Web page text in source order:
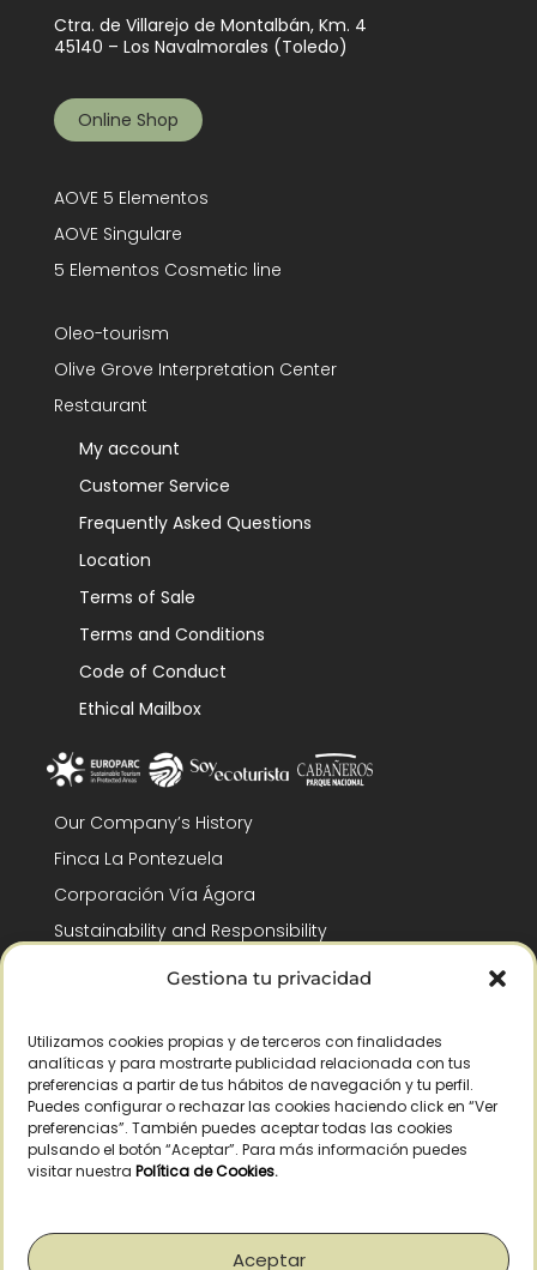
Gestiona tu privacidad
Utilizamos cookies propias y de terceros con finalidades
analíticas y para mostrarte publicidad relacionada con tus
preferencias a partir de tus hábitos de navegación y tu perfil.
Puedes configurar o rechazar las cookies haciendo click en “Ver
preferencias”. También puedes aceptar todas las cookies
pulsando el botón “Aceptar”. Para más información puedes
visitar nuestra Política de Cookies.
Aceptar
Ctra. de Villarejo de Montalbán, Km. 4
45140 – Los Navalmorales (Toledo)
Online Shop
AOVE 5 Elementos
AOVE Singulare
5 Elementos Cosmetic line
Oleo-tourism
Olive Grove Interpretation Center
Restaurant
My account
Customer Service
Frequently Asked Questions
Location
Terms of Sale
Terms and Conditions
Code of Conduct
Ethical Mailbox
Our Company’s History
Finca La Pontezuela
Corporación Vía Ágora
Sustainability and Responsibility
CSR and Fundación Gómez-Pintado
Recognitions
Legal warning|Privacy policy|Cookies policy|Right of withdrawal